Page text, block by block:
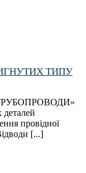
ТИПУ
провідної
[...]